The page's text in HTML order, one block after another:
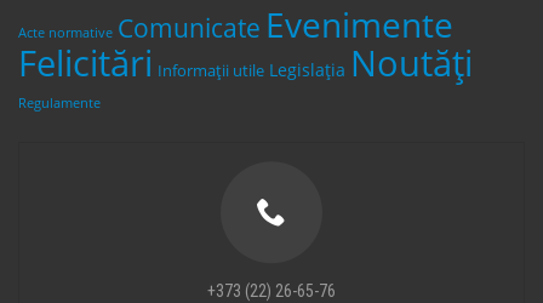
Acte normative Comunicate Evenimente
Felicitări Informații utile Legislaţia Noutăți
Regulamente
+373 (22) 26-65-76